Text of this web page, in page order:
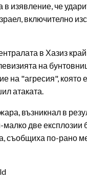
изявление, че
включително
в Хазиз
на
на "агресия", която
атаката.
възникнал в
две експлозии
съобщиха по-рано